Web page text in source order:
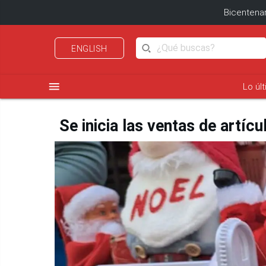
ENGLISH
menu Lo
Se inicia las ventas de